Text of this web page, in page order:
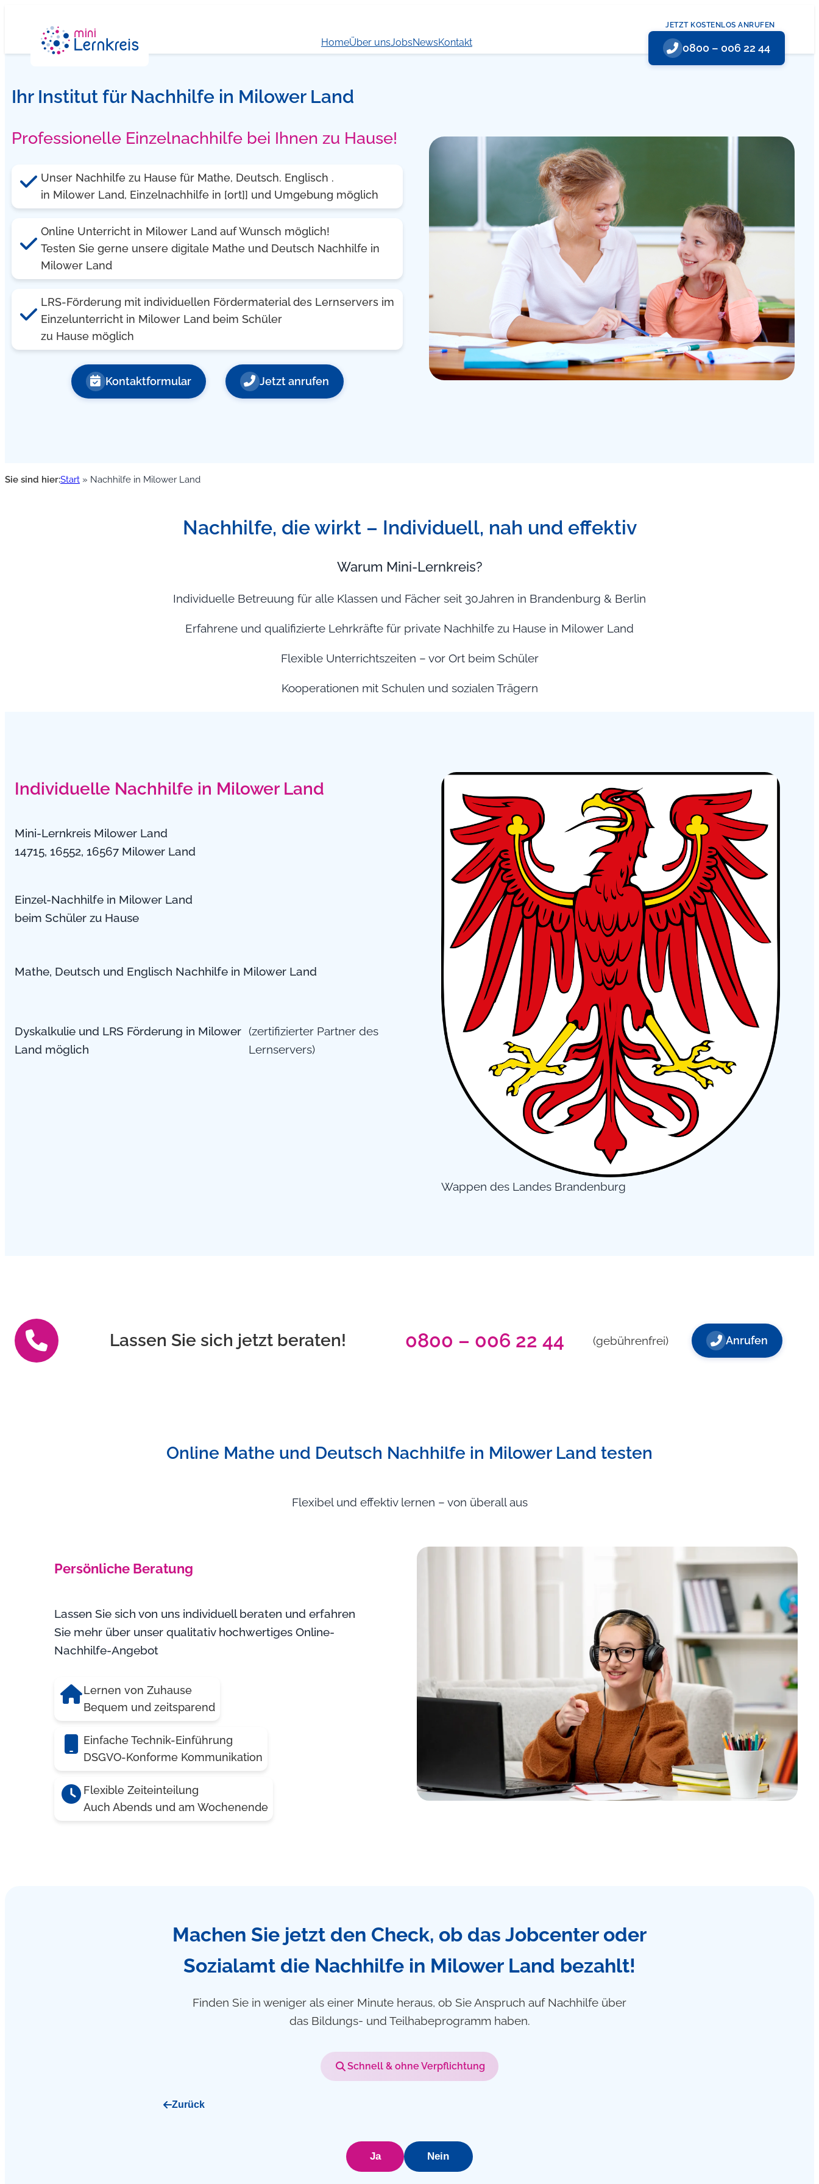
springen
HomeÜber unsJobsNewsKontakt
JETZT KOSTENLOS ANRUFEN
0800 – 006 22 44
Ihr Institut für Nachhilfe in Milower Land
Professionelle Einzelnachhilfe bei Ihnen zu Hause!
Unser Nachhilfe zu Hause für Mathe, Deutsch. Englisch .
in Milower Land, Einzelnachhilfe in [ort]] und Umgebung möglich
Online Unterricht in Milower Land auf Wunsch möglich!
Testen Sie gerne unsere digitale Mathe und Deutsch Nachhilfe in
Milower Land
LRS-Förderung mit individuellen Fördermaterial des Lernservers im
Einzelunterricht in Milower Land beim Schüler
zu Hause möglich
Kontaktformular Jetzt anrufen
Sie sind hier:Start » Nachhilfe in Milower Land
Nachhilfe, die wirkt – Individuell, nah und effektiv
Warum Mini-Lernkreis?
Individuelle Betreuung für alle Klassen und Fächer seit 30Jahren in Brandenburg & Berlin
Erfahrene und qualifizierte Lehrkräfte für private Nachhilfe zu Hause in Milower Land
Flexible Unterrichtszeiten – vor Ort beim Schüler
Kooperationen mit Schulen und sozialen Trägern
Individuelle Nachhilfe in Milower Land
Mini-Lernkreis Milower Land
14715, 16552, 16567 Milower Land
Einzel-Nachhilfe in Milower Land
beim Schüler zu Hause
Mathe, Deutsch und Englisch Nachhilfe in Milower Land
Dyskalkulie und LRS Förderung in Milower
Land möglich
(zertifizierter Partner des
Lernservers)
Wappen des Landes Brandenburg
Lassen Sie sich jetzt beraten! 0800 – 006 22 44 (gebührenfrei) Anrufen
Online Mathe und Deutsch Nachhilfe in Milower Land testen
Flexibel und effektiv lernen – von überall aus
Persönliche Beratung
Lassen Sie sich von uns individuell beraten und erfahren
Sie mehr über unser qualitativ hochwertiges Online-
Nachhilfe-Angebot
Lernen von Zuhause
Bequem und zeitsparend
Einfache Technik-Einführung
DSGVO-Konforme Kommunikation
Flexible Zeiteinteilung
Auch Abends und am Wochenende
Machen Sie jetzt den Check, ob das Jobcenter oder
Sozialamt die Nachhilfe in Milower Land bezahlt!
Finden Sie in weniger als einer Minute heraus, ob Sie Anspruch auf Nachhilfe über
das Bildungs- und Teilhabeprogramm haben.
Schnell & ohne Verpflichtung
Zurück
Ja Nein